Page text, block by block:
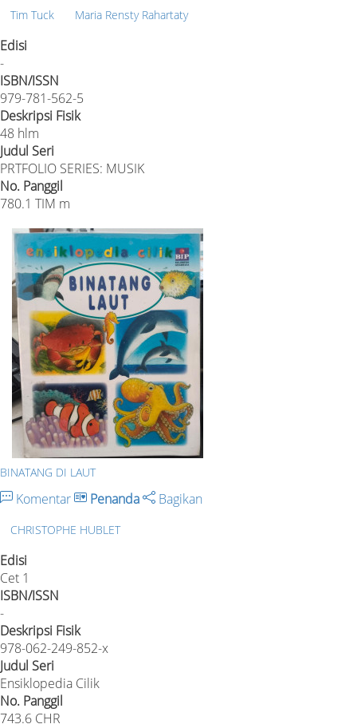
Tim Tuck Maria Rensty Rahartaty
Edisi
-
ISBN/ISSN
979-781-562-5
Deskripsi Fisik
48 hlm
Judul Seri
PRTFOLIO SERIES: MUSIK
No. Panggil
780.1 TIM m
BINATANG DI LAUT
Komentar Penanda Bagikan
CHRISTOPHE HUBLET
Edisi
Cet 1
ISBN/ISSN
-
Deskripsi Fisik
978-062-249-852-x
Judul Seri
Ensiklopedia Cilik
No. Panggil
743.6 CHR